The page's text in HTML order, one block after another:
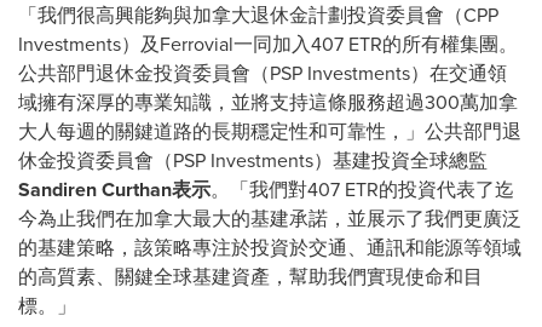
「我們很高興能夠與加拿大退休金計劃投資委員會（CPP
Investments）及Ferrovial一同加入407 ETR的所有權集團。
公共部門退休金投資委員會（PSP Investments）在交通領
域擁有深厚的專業知識，並將支持這條服務超過300萬加拿
大人每週的關鍵道路的長期穩定性和可靠性，」公共部門退
休金投資委員會（PSP Investments）基建投資全球總監
Sandiren Curthan表示。「我們對407 ETR的投資代表了迄
今為止我們在加拿大最大的基建承諾，並展示了我們更廣泛
的基建策略，該策略專注於投資於交通、通訊和能源等領域
的高質素、關鍵全球基建資產，幫助我們實現使命和目
標。」